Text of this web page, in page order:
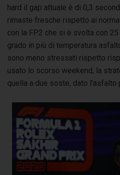
hard il gap attuale è di 0,3
rimaste fresche rispetto ai
con la FP2 che si è svolta con
grado in più di temperatura
sono meno stressati rispetto
usato lo scorso weekend, la
quella a due soste, dato l’asfalto